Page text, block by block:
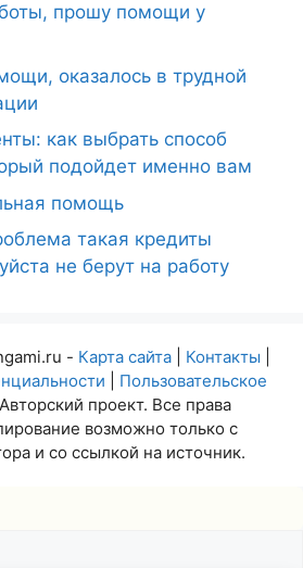
прошу помощи у
оказалось в трудной
как выбрать способ
подойдет именно вам
помощь
такая кредиты
не берут на работу
- Карта сайта| Контакты
Пользовательское
Авторский проект. Все права
возможно только с
и со ссылкой на источник.